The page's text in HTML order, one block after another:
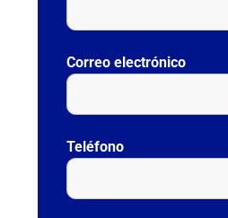
Correo electrónico
Teléfono